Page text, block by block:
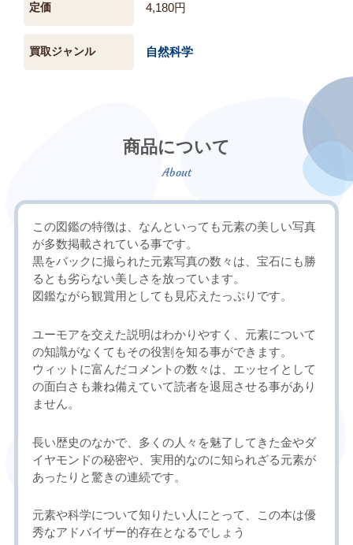
定価 4,180円
買取ジャンル 自然科学
商品について
この図鑑の特徴は、なんといっても元素の美しい写真
が多数掲載されている事です。
黒をバックに撮られた元素写真の数々は、宝石にも勝
るとも劣らない美しさを放っています。
図鑑ながら観賞用としても見応えたっぷりです。
ユーモアを交えた説明はわかりやすく、元素について
の知識がなくてもその役割を知る事ができます。
ウィットに富んだコメントの数々は、エッセイとして
の面白さも兼ね備えていて読者を退屈させる事があり
ません。
長い歴史のなかで、多くの人々を魅了してきた金やダ
イヤモンドの秘密や、実用的なのに知られざる元素が
あったりと驚きの連続です。
元素や科学について知りたい人にとって、この本は優
秀なアドバイザー的存在となるでしょう